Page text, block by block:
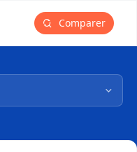
Comparer